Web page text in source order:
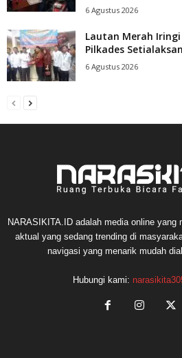
6 Agustus 2026
Lautan Merah
Pilkades
6 Agustus 2026
NARASIKITA.ID adalah media online yang
aktual yang sedang trending di
navigasi yang menarik mudah
Hubungi kami: